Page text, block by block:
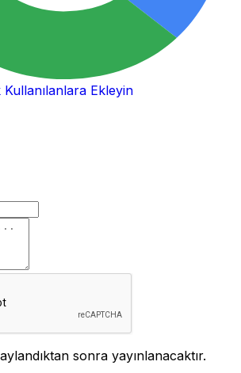
Kullanılanlara Ekleyin
sonra yayınlanacaktır.